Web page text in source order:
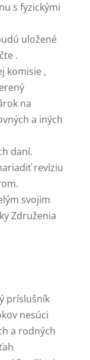
s fyzickými
uložené
.
komisie ,
na
a iných
daní.
revíziu
svojim
Združenia
príslušník
nesúci
a rodných